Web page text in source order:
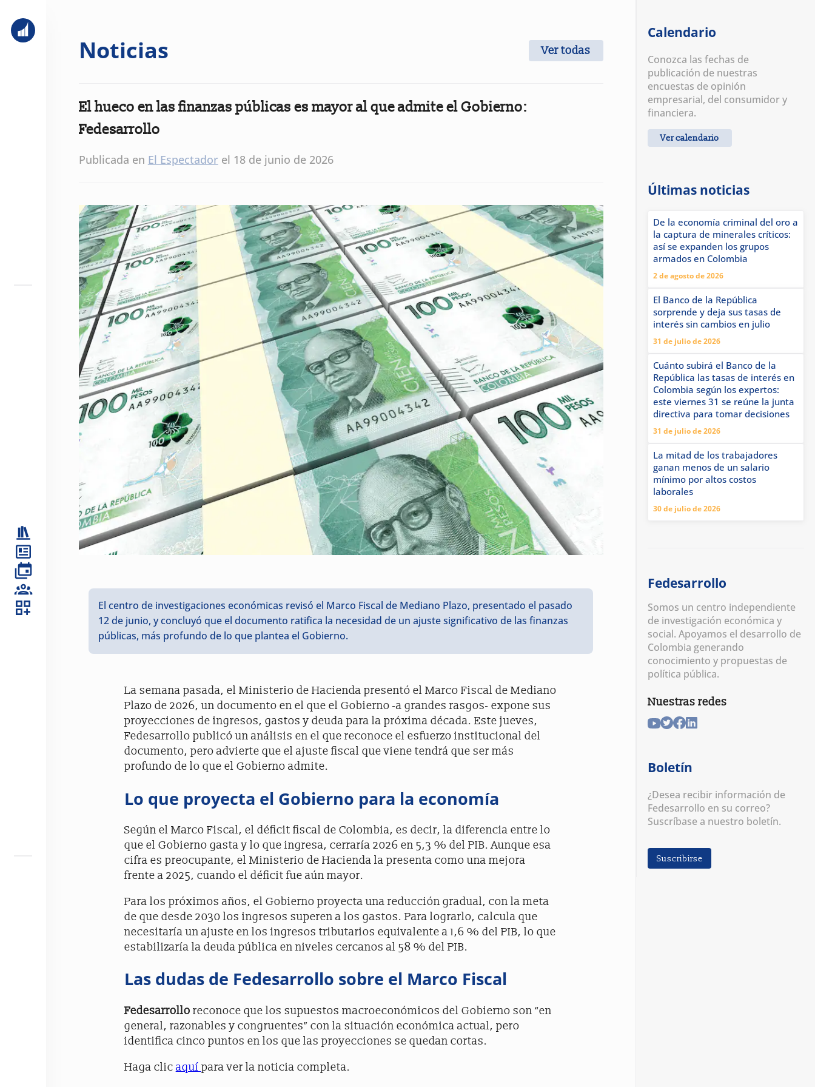
Noticias Ver todas
El hueco en las finanzas públicas es mayor al que admite el Gobierno:
Fedesarrollo
Publicada en El Espectador el 18 de junio de 2026
El centro de investigaciones económicas revisó el Marco Fiscal de Mediano Plazo, presentado el pasado
12 de junio, y concluyó que el documento ratifica la necesidad de un ajuste significativo de las finanzas
públicas, más profundo de lo que plantea el Gobierno.
La semana pasada, el Ministerio de Hacienda presentó el Marco Fiscal de Mediano
Plazo de 2026, un documento en el que el Gobierno -a grandes rasgos- expone sus
proyecciones de ingresos, gastos y deuda para la próxima década. Este jueves,
Fedesarrollo publicó un análisis en el que reconoce el esfuerzo institucional del
documento, pero advierte que el ajuste fiscal que viene tendrá que ser más
profundo de lo que el Gobierno admite.
Lo que proyecta el Gobierno para la economía
Según el Marco Fiscal, el déficit fiscal de Colombia, es decir, la diferencia entre lo
que el Gobierno gasta y lo que ingresa, cerraría 2026 en 5,3 % del PIB. Aunque esa
cifra es preocupante, el Ministerio de Hacienda la presenta como una mejora
frente a 2025, cuando el déficit fue aún mayor.
Para los próximos años, el Gobierno proyecta una reducción gradual, con la meta
de que desde 2030 los ingresos superen a los gastos. Para lograrlo, calcula que
necesitaría un ajuste en los ingresos tributarios equivalente a 1,6 % del PIB, lo que
estabilizaría la deuda pública en niveles cercanos al 58 % del PIB.
Las dudas de Fedesarrollo sobre el Marco Fiscal
Fedesarrollo reconoce que los supuestos macroeconómicos del Gobierno son “en
general, razonables y congruentes” con la situación económica actual, pero
identifica cinco puntos en los que las proyecciones se quedan cortas.
Haga clic aquí para ver la noticia completa.
Calendario
Conozca las fechas de
publicación de nuestras
encuestas de opinión
empresarial, del consumidor y
financiera.
Ver calendario
Últimas noticias
De la economía criminal del oro a
la captura de minerales críticos:
así se expanden los grupos
armados en Colombia
2 de agosto de 2026
El Banco de la República
sorprende y deja sus tasas de
interés sin cambios en julio
31 de julio de 2026
Cuánto subirá el Banco de la
República las tasas de interés en
Colombia según los expertos:
este viernes 31 se reúne la junta
directiva para tomar decisiones
31 de julio de 2026
La mitad de los trabajadores
ganan menos de un salario
mínimo por altos costos
laborales
30 de julio de 2026
Fedesarrollo
Somos un centro independiente
de investigación económica y
social. Apoyamos el desarrollo de
Colombia generando
conocimiento y propuestas de
política pública.
Nuestras redes
Boletín
¿Desea recibir información de
Fedesarrollo en su correo?
Suscríbase a nuestro boletín.
Suscribirse